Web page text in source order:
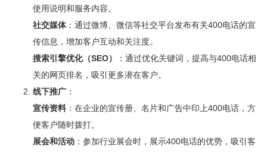
使用说明和服务内容。
社交媒体：通过微博、微信等社交平台发布有关400电话的宣
传信息，增加客户互动和关注度。
搜索引擎优化（SEO）
：通过优化关键词，提高与400电话相
关的网页排名，吸引更多潜在客户。
线下推广 ：
宣传资料 ：在企业的宣传册、名片和广告中印上400电话 ，方
便客户随时拨打。
展会和活动 ：参加行业展会时，展示400电话的优势，吸引客